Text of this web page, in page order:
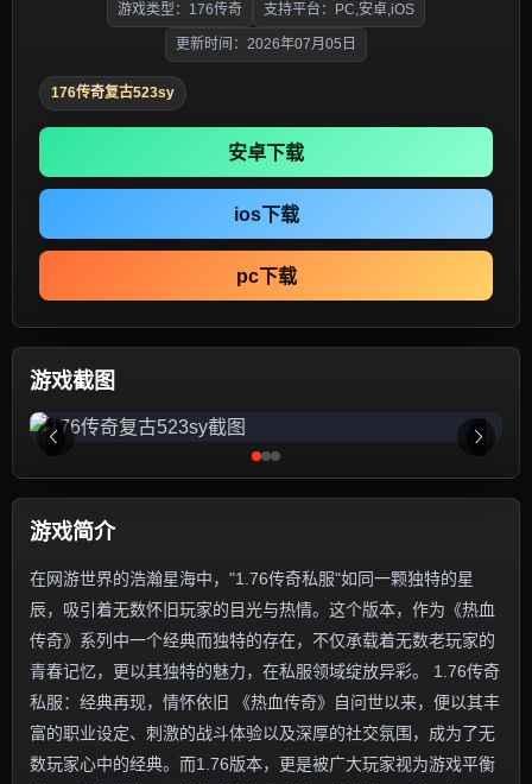
游戏类型：176传奇 支持平台：PC,安卓,iOS
更新时间：2026年07月05日
176传奇复古523sy
安卓下载
ios下载
pc下载
游戏截图
游戏简介
在网游世界的浩瀚星海中，"1.76传奇私服"如同一颗独特的星
辰，吸引着无数怀旧玩家的目光与热情。这个版本，作为《热血
传奇》系列中一个经典而独特的存在，不仅承载着无数老玩家的
青春记忆，更以其独特的魅力，在私服领域绽放异彩。 1.76传奇
私服：经典再现，情怀依旧 《热血传奇》自问世以来，便以其丰
富的职业设定、刺激的战斗体验以及深厚的社交氛围，成为了无
数玩家心中的经典。而1.76版本，更是被广大玩家视为游戏平衡